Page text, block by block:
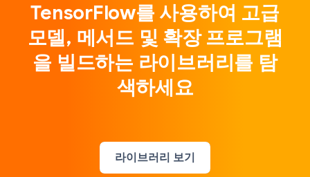
TensorFlow를 사용하여 고급
모델, 메서드 및 확장 프로그램
을 빌드하는 라이브러리를 탐
색하세요
라이브러리 보기